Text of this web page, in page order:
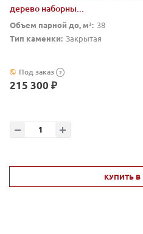
дерево наборны...
Объем парной до, м³: 38
Тип каменки: Закрытая
Под заказ ?
215 300 ₽
КУПИТЬ В